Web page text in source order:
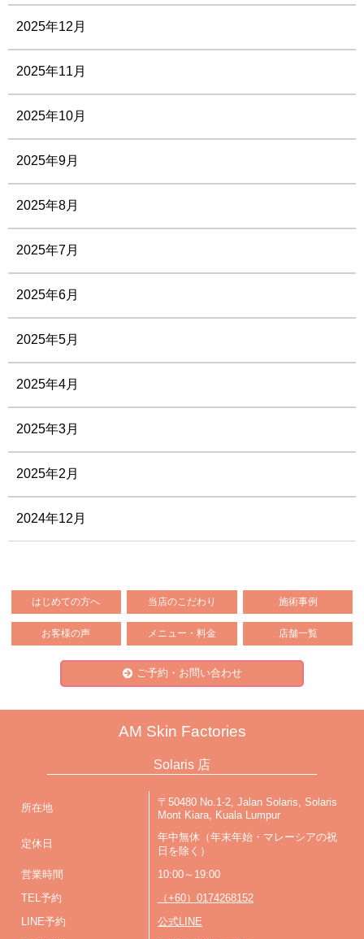
2025年12月
2025年11月
2025年10月
2025年9月
2025年8月
2025年7月
2025年6月
2025年5月
2025年4月
2025年3月
2025年2月
2024年12月
はじめての方へ 当店のこだわり 施術事例
お客様の声 メニュー・料金 店舗一覧
ご予約・お問い合わせ
AM Skin Factories
Solaris 店
所在地
〒50480 No.1-2, Jalan Solaris, Solaris
Mont Kiara, Kuala Lumpur
定休日
年中無休（年末年始・マレーシアの祝
日を除く）
営業時間 10:00～19:00
TEL予約 （+60）0174268152
LINE予約 公式LINE